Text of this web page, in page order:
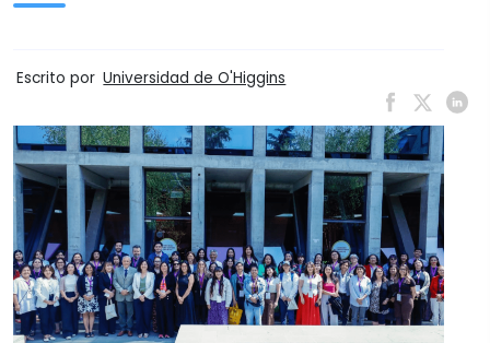
Escrito por Universidad de O'Higgins